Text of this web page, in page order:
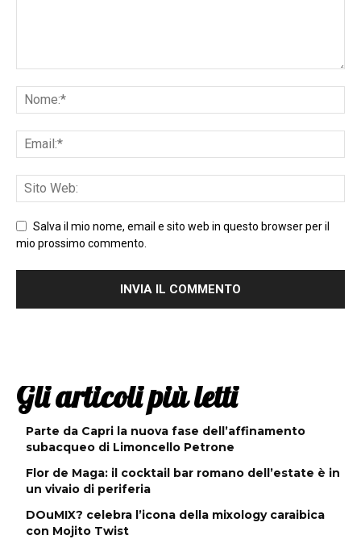
Salva il mio nome, email e sito web in questo browser per il
mio prossimo commento.
Gli articoli più letti
Parte da Capri la nuova fase dell’affinamento
subacqueo di Limoncello Petrone
Flor de Maga: il cocktail bar romano dell’estate è in
un vivaio di periferia
DOuMIX? celebra l’icona della mixology caraibica
con Mojito Twist